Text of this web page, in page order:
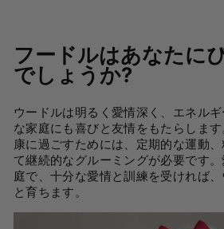
フードルはあなたに
でしょうか?
ウードルは明るく愛情深く、エネル
な家庭にも喜びと友情をもたらしま
康に過ごすためには、定期的な運動
て継続的なグルーミングが必要です
庭で、十分な愛情と訓練を受ければ
と育ちます。